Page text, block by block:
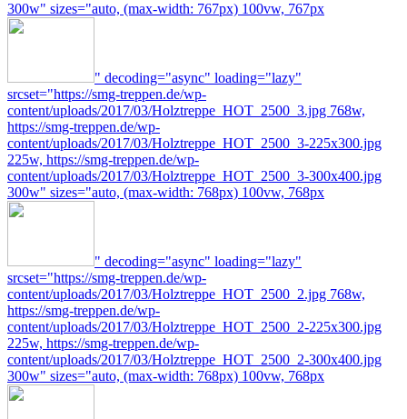
300w" sizes="auto, (max-width: 767px) 100vw, 767px
" decoding="async" loading="lazy"
srcset="https://smg-treppen.de/wp-
content/uploads/2017/03/Holztreppe_HOT_2500_3.jpg 768w,
https://smg-treppen.de/wp-
content/uploads/2017/03/Holztreppe_HOT_2500_3-225x300.jpg
225w, https://smg-treppen.de/wp-
content/uploads/2017/03/Holztreppe_HOT_2500_3-300x400.jpg
300w" sizes="auto, (max-width: 768px) 100vw, 768px
" decoding="async" loading="lazy"
srcset="https://smg-treppen.de/wp-
content/uploads/2017/03/Holztreppe_HOT_2500_2.jpg 768w,
https://smg-treppen.de/wp-
content/uploads/2017/03/Holztreppe_HOT_2500_2-225x300.jpg
225w, https://smg-treppen.de/wp-
content/uploads/2017/03/Holztreppe_HOT_2500_2-300x400.jpg
300w" sizes="auto, (max-width: 768px) 100vw, 768px